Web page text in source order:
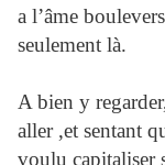
a l’âme
seulement là.
A bien y
aller ,et sentant
voulu capitaliser